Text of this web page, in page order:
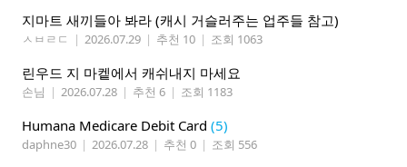
지마트 새끼들아 봐라 (캐시 거슬러주는 업주들 참고)
ㅅㅂㄹㄷ | 2026.07.29 | 추천 10 | 조회 1063
린우드 지 마켙에서 캐쉬내지 마세요
손님 | 2026.07.28 | 추천 6 | 조회 1183
Humana Medicare Debit Card (5)
daphne30 | 2026.07.28 | 추천 0 | 조회 556